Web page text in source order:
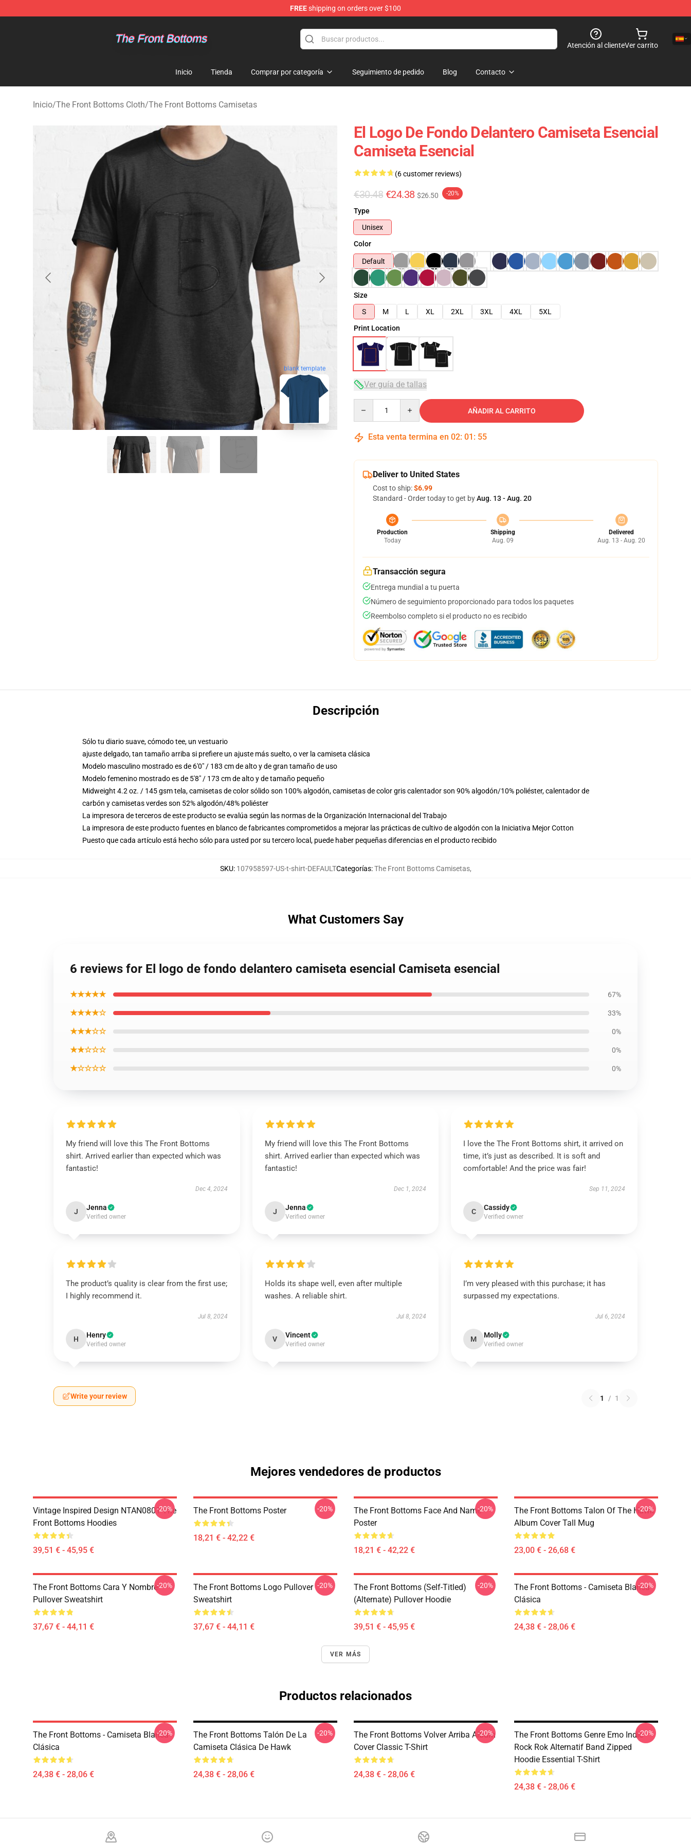
FREEshipping on orders over $100
Atención al clienteVer carrito
Inicio Tienda Comprar por categoría Seguimiento de pedido Blog Contacto
Inicio/The Front Bottoms Cloth/The Front Bottoms Camisetas
blank template
El Logo De Fondo Delantero Camiseta Esencial
Camiseta Esencial
(6 customer reviews)
€30.48 €24.38 $26.50 -20%
Type
Unisex
Color
Default
Size
S
M L XL 2XL 3XL 4XL
5XL
Print Location
Ver guía de tallas
AÑADIR AL CARRITO
Esta venta termina en 02: 01 : 54
Deliver to United States
Cost to ship:$6.99
Standard - Order today to get byAug. 13 - Aug. 20
Production
Today
Shipping
Aug. 09
Delivered
Aug. 13 - Aug. 20
Transacción segura
Entrega mundial a tu puerta
Número de seguimiento proporcionado para todos los paquetes
Reembolso completo si el producto no es recibido
Descripción
Sólo tu diario suave, cómodo tee, un vestuario
ajuste delgado, tan tamaño arriba si prefiere un ajuste más suelto, o ver la camiseta clásica
Modelo masculino mostrado es de 6'0" / 183 cm de alto y de gran tamaño de uso
Modelo femenino mostrado es de 5'8" / 173 cm de alto y de tamaño pequeño
Midweight 4.2 oz. / 145 gsm tela, camisetas de color sólido son 100% algodón, camisetas de color gris calentador son 90% algodón/10% poliéster, calentador de
carbón y camisetas verdes son 52% algodón/48% poliéster
La impresora de terceros de este producto se evalúa según las normas de la Organización Internacional del Trabajo
La impresora de este producto fuentes en blanco de fabricantes comprometidos a mejorar las prácticas de cultivo de algodón con la Iniciativa Mejor Cotton
Puesto que cada artículo está hecho sólo para usted por su tercero local, puede haber pequeñas diferencias en el producto recibido
SKU: 107958597-US-t-shirt-DEFAULTCategorías:The Front Bottoms Camisetas,
What Customers Say
6 reviews for El logo de fondo delantero camiseta esencial Camiseta esencial
★★★★★ 67%
★★★★☆ 33%
★★★☆☆ 0%
★★☆☆☆ 0%
★☆☆☆☆ 0%
My friend will love this The Front Bottoms
shirt. Arrived earlier than expected which was
fantastic!
Dec 4, 2024
J Jenna
Verified owner
My friend will love this The Front Bottoms
shirt. Arrived earlier than expected which was
fantastic!
Dec 1, 2024
J Jenna
Verified owner
I love the The Front Bottoms shirt, it arrived on
time, it’s just as described. It is soft and
comfortable! And the price was fair!
Sep 11, 2024
C Cassidy
Verified owner
The product’s quality is clear from the first use;
I highly recommend it.
Jul 8, 2024
H Henry
Verified owner
Holds its shape well, even after multiple
washes. A reliable shirt.
Jul 8, 2024
V Vincent
Verified owner
I’m very pleased with this purchase; it has
surpassed my expectations.
Jul 6, 2024
M Molly
Verified owner
Write your review 1 / 1
Mejores vendedores de productos
Vintage Inspired Design NTAN0801 The
Front Bottoms Hoodies
39,51 € - 45,95 €
-20% The Front Bottoms Poster
18,21 € - 42,22 €
-20%
The Front Bottoms Face And Name
Poster
18,21 € - 42,22 €
-20%
The Front Bottoms Talon Of The Hawk
Album Cover Tall Mug
23,00 € - 26,68 €
-20%
The Front Bottoms Cara Y Nombre
Pullover Sweatshirt
37,67 € - 44,11 €
-20%
The Front Bottoms Logo Pullover
Sweatshirt
37,67 € - 44,11 €
-20%
The Front Bottoms (Self-Titled)
(Alternate) Pullover Hoodie
39,51 € - 45,95 €
-20%
The Front Bottoms - Camiseta Blanca
Clásica
24,38 € - 28,06 €
-20%
VER MÁS
Productos relacionados
The Front Bottoms - Camiseta Blanca
Clásica
24,38 € - 28,06 €
-20%
The Front Bottoms Talón De La
Camiseta Clásica De Hawk
24,38 € - 28,06 €
-20%
The Front Bottoms Volver Arriba Album
Cover Classic T-Shirt
24,38 € - 28,06 €
-20%
The Front Bottoms Genre Emo Indie
Rock Rok Alternatif Band Zipped
Hoodie Essential T-Shirt
24,38 € - 28,06 €
-20%